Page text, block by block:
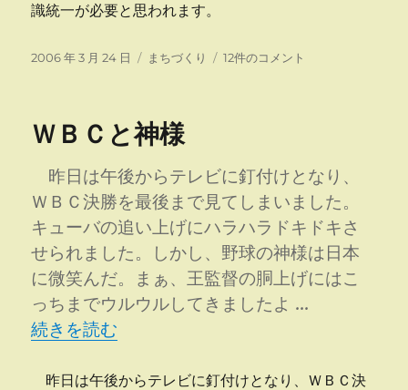
識統一が必要と思われます。
投
2006 年 3 月 24 日
カ
ー
まちづくり
町
役
の
遊
離
へ
の
12件のコメント
ＷＢＣと神様
昨日は午後からテレビに釘付けとなり、
ＷＢＣ決勝を最後まで見てしまいました。
キューバの追い上げにハラハラドキドキさ
せられました。しかし、野球の神様は日本
に微笑んだ。まぁ、王監督の胴上げにはこ
っちまでウルウルしてきましたよ …
“ＷＢＣと神様” の
続きを読む
昨日は午後からテレビに釘付けとなり、ＷＢＣ決